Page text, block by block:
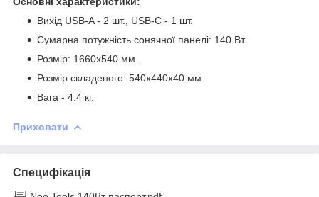
Вихід USB-A - 2 шт., USB-C - 1 шт.
Сумарна потужність сонячної панелі: 140 Вт.
Розмір: 1660x540 мм.
Розмір складеного: 540x440x40 мм.
Вага - 4.4 кг.
Приховати
Специфікація